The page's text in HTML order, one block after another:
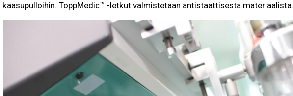
kaasupulloihin. ToppMedic™ -letkut valmistetaan antistaattisesta materiaalista.